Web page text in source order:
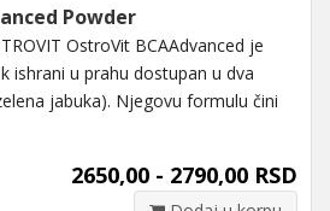
Powder
OstroVit BCAAdvanced je
ishrani u prahu dostupan u dva
jabuka). Njegovu formulu čini
2650,00 - 2790,00 RSD